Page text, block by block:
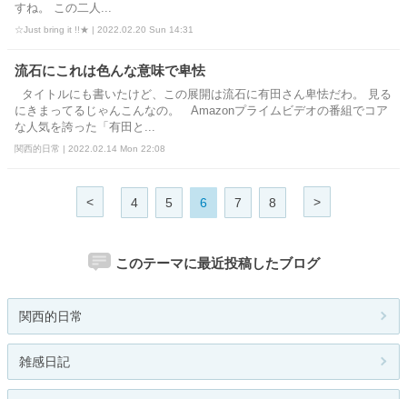
すね。 この二人...
☆Just bring it !!★ | 2022.02.20 Sun 14:31
流石にこれは色んな意味で卑怯
タイトルにも書いたけど、この展開は流石に有田さん卑怯だわ。 見る
にきまってるじゃんこんなの。 Amazonプライムビデオの番組でコア
な人気を誇った「有田と...
関西的日常 | 2022.02.14 Mon 22:08
< 4 5 6 7 8 >
このテーマに最近投稿したブログ
関西的日常
雑感日記